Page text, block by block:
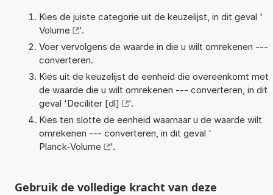
Kies de juiste categorie uit de keuzelijst, in dit geval '
Volume
'.
Voer vervolgens de waarde in die u wilt omrekenen ---
converteren.
Kies uit de keuzelijst de eenheid die overeenkomt met
de waarde die u wilt omrekenen --- converteren, in dit
geval 'Deciliter [dl]
'.
Kies ten slotte de eenheid waarnaar u de waarde wilt
omrekenen --- converteren, in dit geval '
Planck-Volume
'.
Gebruik de volledige kracht van deze